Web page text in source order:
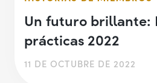
Un futuro brillante:
prácticas 2022
11 DE OCTUBRE DE 2022